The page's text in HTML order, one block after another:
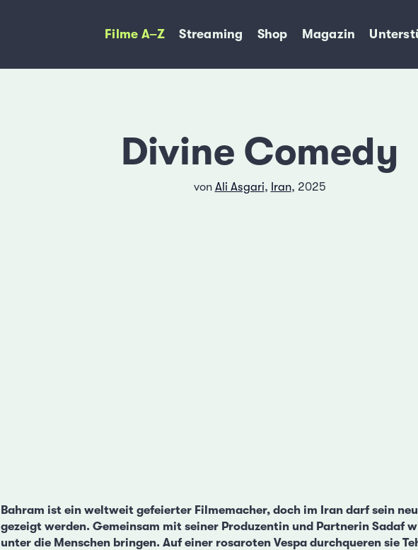
Filme A–Z Streaming Shop Magazin
Divine Comedy
von Ali Asgari, Iran, 2025
Bahram ist ein weltweit gefeierter Filmemacher, doch im Iran darf sein
gezeigt werden. Gemeinsam mit seiner Produzentin und Partnerin Sadaf
unter die Menschen bringen. Auf einer rosaroten Vespa durchqueren sie